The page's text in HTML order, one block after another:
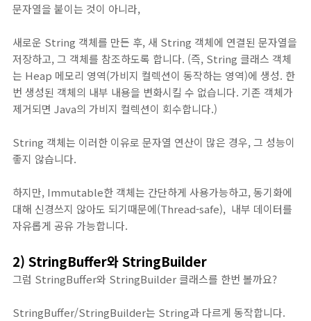
문자열을 붙이는 것이 아니라,
새로운 String 객체를 만든 후, 새 String 객체에 연결된 문자열을
저장하고, 그 객체를 참조하도록 합니다. (즉, String 클래스 객체
는 Heap 메모리 영역(가비지 컬렉션이 동작하는 영역)에 생성. 한
번 생성된 객체의 내부 내용을 변화시킬 수 없습니다. 기존 객체가
제거되면 Java의 가비지 컬렉션이 회수합니다.)
String 객체는 이러한 이유로 문자열 연산이 많은 경우, 그 성능이
좋지 않습니다.
하지만, Immutable한 객체는 간단하게 사용가능하고, 동기화에
대해 신경쓰지 않아도 되기때문에(Thread-safe), 내부 데이터를
자유롭게 공유 가능합니다.
2) StringBuffer와 StringBuilder
그럼 StringBuffer와 StringBuilder 클래스를 한번 볼까요?
StringBuffer/StringBuilder는 String과 다르게 동작합니다.